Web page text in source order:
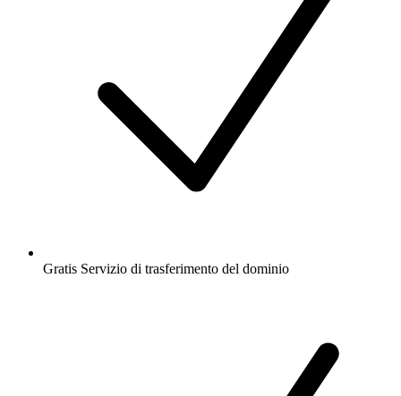
Gratis Servizio di trasferimento del dominio